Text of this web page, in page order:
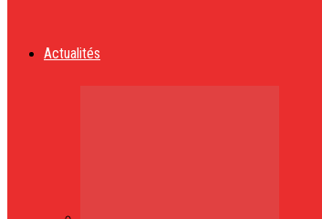
Actualités